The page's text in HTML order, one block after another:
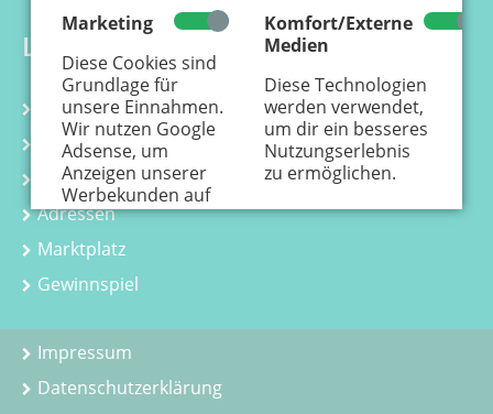
Marketing
Diese Cookies sind
Grundlage für
unsere Einnahmen.
Wir nutzen Google
Adsense, um
Anzeigen unserer
Werbekunden auf
der Webseite
einzustellen.
erfährst Du, wie
personenbezogene
von Anzeigen
Komfort/Externe
Medien
Diese Technologien
werden verwendet,
um dir ein besseres
Nutzungserlebnis
zu ermöglichen.
Links
Kalender
Kurse
Kindergeburtstag
Adressen
Marktplatz
Gewinnspiel
Impressum
Datenschutzerklärung